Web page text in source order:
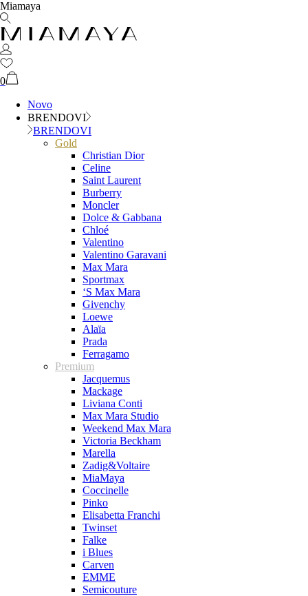
Miamaya
0
Novo
BRENDOVI
BRENDOVI
Gold
Christian Dior
Celine
Saint Laurent
Burberry
Moncler
Dolce & Gabbana
Chloé
Valentino
Valentino Garavani
Max Mara
Sportmax
‘S Max Mara
Givenchy
Loewe
Alaïa
Prada
Ferragamo
Premium
Jacquemus
Mackage
Liviana Conti
Max Mara Studio
Weekend Max Mara
Victoria Beckham
Marella
Zadig&Voltaire
MiaMaya
Coccinelle
Pinko
Elisabetta Franchi
Twinset
Falke
i Blues
Carven
EMME
Semicouture